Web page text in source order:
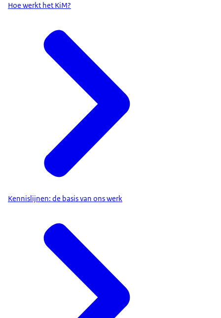
Hoe werkt het KiM?
Kennislijnen: de basis van ons werk